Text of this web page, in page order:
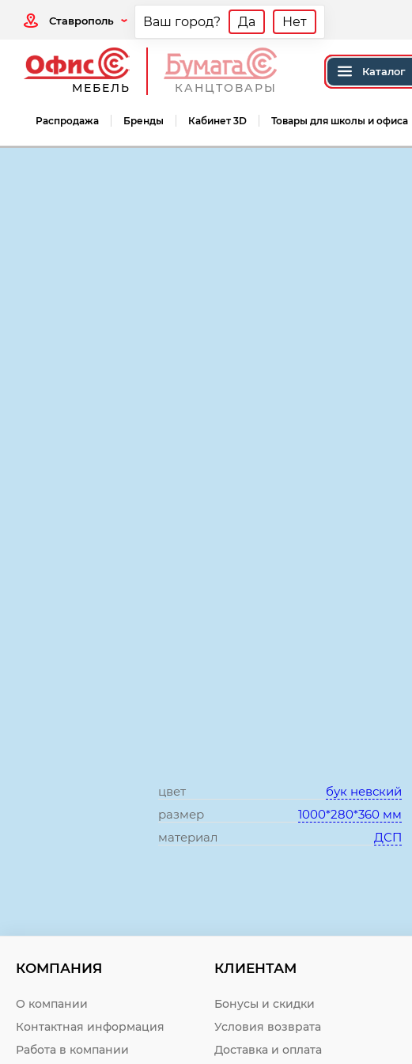
Ставрополь Ваш город? Да Нет
МЕБЕЛЬ КАНЦТОВАРЫ
Каталог
Распродажа Бренды Кабинет 3D Товары для школы и офиса
цвет
бук невский
размер
1000*280*360 мм
материал
ДСП
КОМПАНИЯ
О компании
Контактная информация
Работа в компании
КЛИЕНТАМ
Бонусы и скидки
Условия возврата
Доставка и оплата